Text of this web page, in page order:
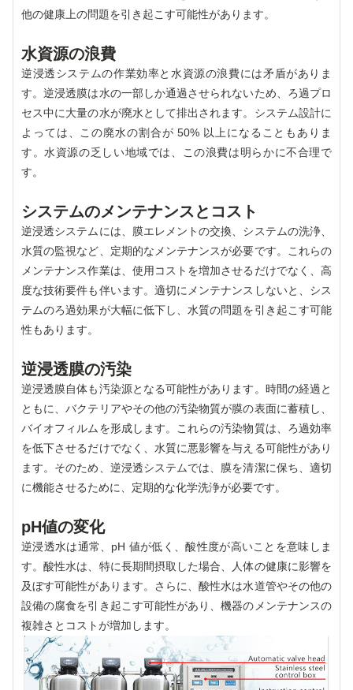
他の健康上の問題を引き起こす可能性があります。
水資源の浪費
逆浸透システムの作業効率と水資源の浪費には矛盾がありま
す。逆浸透膜は水の一部しか通過させられないため、ろ過プロ
セス中に大量の水が廃水として排出されます。システム設計に
よっては、この廃水の割合が 50% 以上になることもありま
す。水資源の乏しい地域では、この浪費は明らかに不合理で
す。
システムのメンテナンスとコスト
逆浸透システムには、膜エレメントの交換、システムの洗浄、
水質の監視など、定期的なメンテナンスが必要です。これらの
メンテナンス作業は、使用コストを増加させるだけでなく、高
度な技術要件も伴います。適切にメンテナンスしないと、シス
テムのろ過効果が大幅に低下し、水質の問題を引き起こす可能
性もあります。
逆浸透膜の汚染
逆浸透膜自体も汚染源となる可能性があります。時間の経過と
ともに、バクテリアやその他の汚染物質が膜の表面に蓄積し、
バイオフィルムを形成します。これらの汚染物質は、ろ過効率
を低下させるだけでなく、水質に悪影響を与える可能性があり
ます。そのため、逆浸透システムでは、膜を清潔に保ち、適切
に機能させるために、定期的な化学洗浄が必要です。
pH値の変化
逆浸透水は通常、pH 値が低く、酸性度が高いことを意味しま
す。酸性水は、特に長期間摂取した場合、人体の健康に影響を
及ぼす可能性があります。さらに、酸性水は水道管やその他の
設備の腐食を引き起こす可能性があり、機器のメンテナンスの
複雑さとコストが増加します。